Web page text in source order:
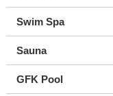
Swim Spa
Sauna
GFK Pool